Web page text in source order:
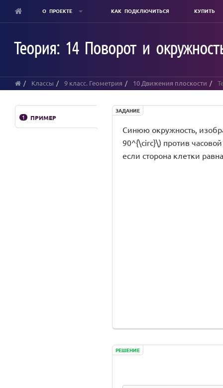
content
О ПРОЕКТЕ КАК ПОДКЛЮЧИТЬСЯ КУПИТЬ
Теория: 14 Поворот и
Классы 9 класс. Геометрия 10 Движения плоскости
1 ПРИМЕР
ЗАДАНИЕ
Синюю окружность,
90^{\circ}\) против
если сторона клетки
РЕШЕНИЕ